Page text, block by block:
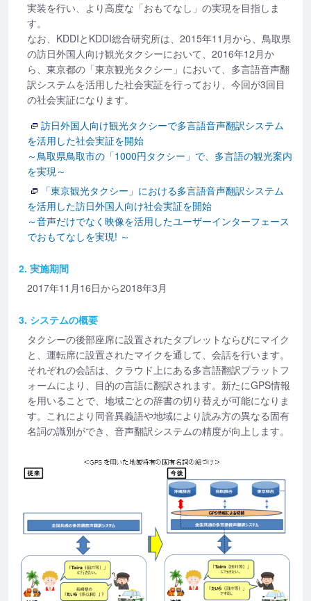
実装を行い、より高度な「おもてなし」の実現を目指しま
す。
なお、KDDIとKDDI総合研究所は、2015年11月から、鳥取県
の訪日外国人向け観光タクシーにおいて、2016年12月か
ら、東京都の「東京観光タクシー」において、多言語音声翻
訳システムを活用した社会実証を行っており、今回が3回目
の社会実証になります。
訪日外国人向け観光タクシーで多言語音声翻訳システム
を活用した社会実証を開始
～鳥取県鳥取市の「1000円タクシー」で、多言語の観光案内
を実現～
「東京観光タクシー」における多言語音声翻訳システム
を活用した訪日外国人向け社会実証を開始
～音声だけでなく映像を活用したユーザーインターフェース
でおもてなしを実現! ～
2. 実施期間
2017年11月16日から2018年3月
3. システムの概要
タクシーの後部座席に設置されたタブレットならびにマイク
と、運転席に設置されたマイクを通して、会話を行います。
それぞれの会話は、クラウド上にある多言語翻訳プラットフ
ォームにより、目的の言語に翻訳されます。新たにGPS情報
を用いることで、地域ごとの辞書の切り替えが可能になりま
す。これにより同音異義語や地域により読み方の異なる固有
名詞の識別ができ、音声翻訳システムの精度が向上します。